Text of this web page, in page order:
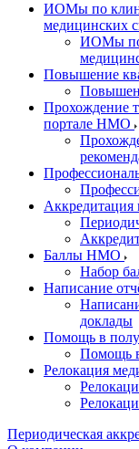
ИОМы по
медицинских
ИОМы по
Повышение
Прохождение
портале НМО
Аккредитация
Баллы НМО
Набор
Написание
доклады
Помощь в
Помощь
Релокация
Периодическая